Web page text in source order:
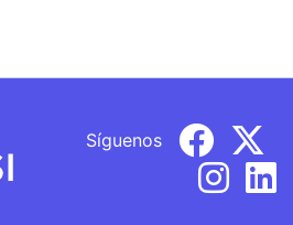
Síguenos